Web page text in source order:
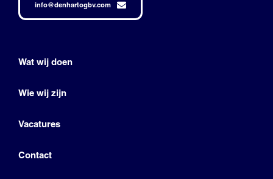
info@denhartogbv.com
Wat wij doen
Wie wij zijn
Vacatures
Contact